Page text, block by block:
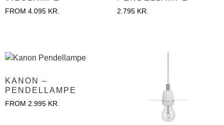
FROM 4.095 KR. 2.795 KR.
KANON –
PENDELLAMPE
FROM 2.995 KR.